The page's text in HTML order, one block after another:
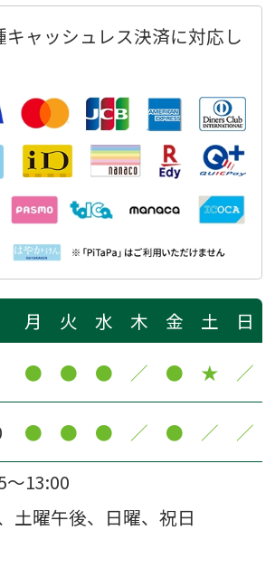
キャッシュレス決済に対応し
13:00
土曜午後、日曜、祝日
月 火 水 木 金 土
日
● ● ● ／ ● ★ ／
● ● ● ／ ● ／ ／